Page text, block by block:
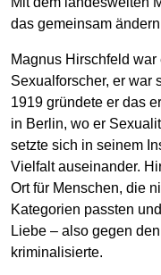
das gemeinsam
Magnus Hirschfeld war
Sexualforscher, er war
1919 gründete er das
in Berlin, wo er
setzte sich in seinem
Vielfalt auseinander.
Ort für Menschen, die
Kategorien passten
Liebe – also gegen
kriminalisierte.